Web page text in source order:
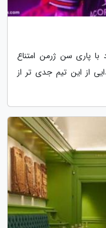
با پاری سن ژرمن امتناع
از این تیم جدی تر از